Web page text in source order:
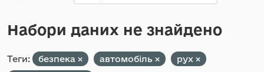
Набори даних не знайдено
Теги: безпека автомобіль
рух